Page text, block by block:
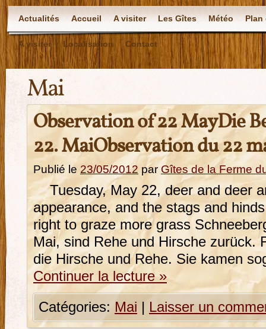
Actualités Accueil A visiter Les Gîtes Météo Plan
A visiter Localisation Contact
Mai
Observation of 22 MayDie
22. MaiObservation du 22
Publié le 23/05/2012 par Gîtes de la Ferme
Tuesday, May 22, deer and deer
appearance, and the stags and
right to graze more grass
Mai, sind Rehe und Hirsche zurück.
die Hirsche und Rehe. Sie kamen
Continuer la lecture»
Catégories: Mai | Laisser un